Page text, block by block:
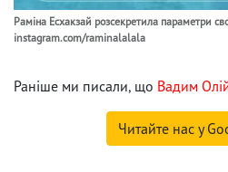
Раміна Есхакзай розсекретила параметри
instagram.com/raminalalala
Раніше ми писали, що Вадим
Читайте нас у